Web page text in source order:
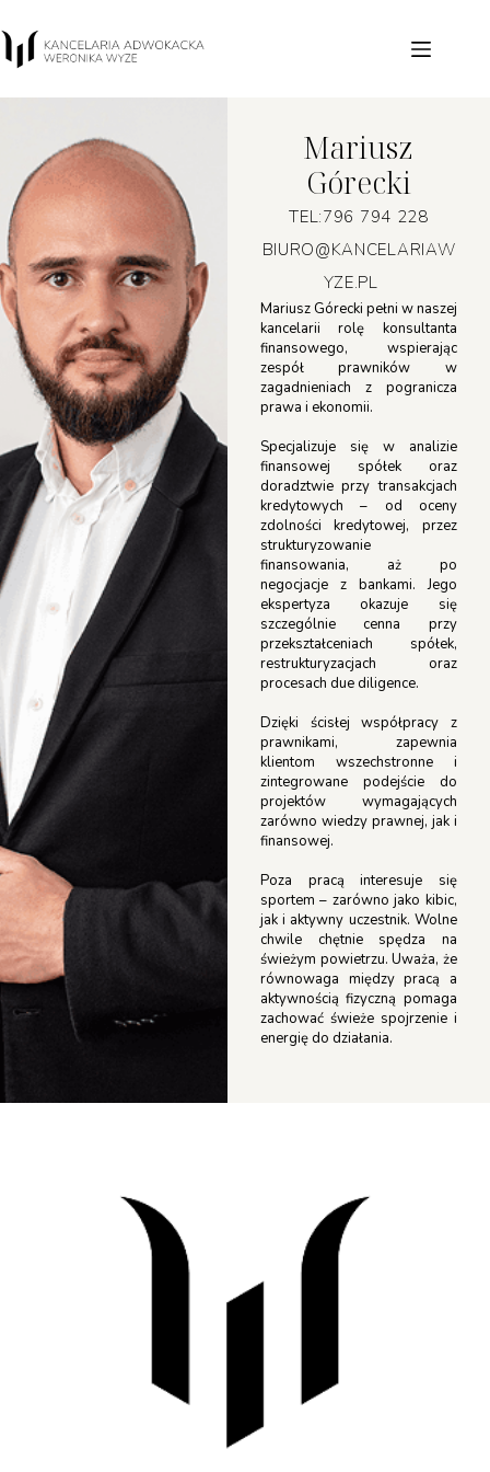
Mariusz
Górecki
TEL:796 794 228
BIURO@KANCELARIAW
YZE.PL
Mariusz Górecki pełni w naszej
kancelarii rolę konsultanta
finansowego, wspierając
zespół prawników w
zagadnieniach z pogranicza
prawa i ekonomii.
Specjalizuje się w analizie
finansowej spółek oraz
doradztwie przy transakcjach
kredytowych – od oceny
zdolności kredytowej, przez
strukturyzowanie
finansowania, aż po
negocjacje z bankami. Jego
ekspertyza okazuje się
szczególnie cenna przy
przekształceniach spółek,
restrukturyzacjach oraz
procesach due diligence.
Dzięki ścisłej współpracy z
prawnikami, zapewnia
klientom wszechstronne i
zintegrowane podejście do
projektów wymagających
zarówno wiedzy prawnej, jak i
finansowej.
Poza pracą interesuje się
sportem – zarówno jako kibic,
jak i aktywny uczestnik. Wolne
chwile chętnie spędza na
świeżym powietrzu. Uważa, że
równowaga między pracą a
aktywnością fizyczną pomaga
zachować świeże spojrzenie i
energię do działania.